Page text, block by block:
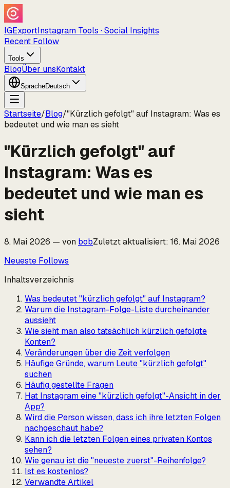
IGExportInstagram Tools · Social Insights
Recent Follow
Tools
BlogÜber unsKontakt
SpracheDeutsch
Startseite/Blog/"Kürzlich gefolgt" auf Instagram: Was es
bedeutet und wie man es sieht
"Kürzlich gefolgt" auf
Instagram: Was es
bedeutet und wie man es
sieht
8. Mai 2026 — von bobZuletzt aktualisiert: 16. Mai 2026
Neueste Follows
Inhaltsverzeichnis
Was bedeutet "kürzlich gefolgt" auf Instagram?
Warum die Instagram-Folge-Liste durcheinander
aussieht
Wie sieht man also tatsächlich kürzlich gefolgte
Konten?
Veränderungen über die Zeit verfolgen
Häufige Gründe, warum Leute "kürzlich gefolgt"
suchen
Häufig gestellte Fragen
Hat Instagram eine "kürzlich gefolgt"-Ansicht in der
App?
Wird die Person wissen, dass ich ihre letzten Folgen
nachgeschaut habe?
Kann ich die letzten Folgen eines privaten Kontos
sehen?
Wie genau ist die "neueste zuerst"-Reihenfolge?
Ist es kostenlos?
Verwandte Artikel